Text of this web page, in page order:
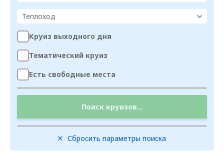
Теплоход
Круиз выходного дня
Тематический круиз
Есть свободные места
Поиск круизов...
Сбросить параметры поиска